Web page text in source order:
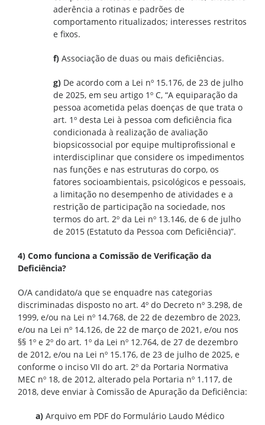
aderência a rotinas e padrões de
comportamento ritualizados; interesses restritos
e fixos.
f) Associação de duas ou mais deficiências.
g) De acordo com a Lei nº 15.176, de 23 de julho
de 2025, em seu artigo 1º C, “A equiparação da
pessoa acometida pelas doenças de que trata o
art. 1º desta Lei à pessoa com deficiência fica
condicionada à realização de avaliação
biopsicossocial por equipe multiprofissional e
interdisciplinar que considere os impedimentos
nas funções e nas estruturas do corpo, os
fatores socioambientais, psicológicos e pessoais,
a limitação no desempenho de atividades e a
restrição de participação na sociedade, nos
termos do art. 2º da Lei nº 13.146, de 6 de julho
de 2015 (Estatuto da Pessoa com Deficiência)”.
4) Como funciona a Comissão de Verificação da
Deficiência?
O/A candidato/a que se enquadre nas categorias
discriminadas disposto no art. 4º do Decreto nº 3.298, de
1999, e/ou na Lei nº 14.768, de 22 de dezembro de 2023,
e/ou na Lei nº 14.126, de 22 de março de 2021, e/ou nos
§§ 1º e 2º do art. 1º da Lei nº 12.764, de 27 de dezembro
de 2012, e/ou na Lei nº 15.176, de 23 de julho de 2025, e
conforme o inciso VII do art. 2º da Portaria Normativa
MEC nº 18, de 2012, alterado pela Portaria nº 1.117, de
2018, deve enviar à Comissão de Apuração da Deficiência:
a) Arquivo em PDF do Formulário Laudo Médico